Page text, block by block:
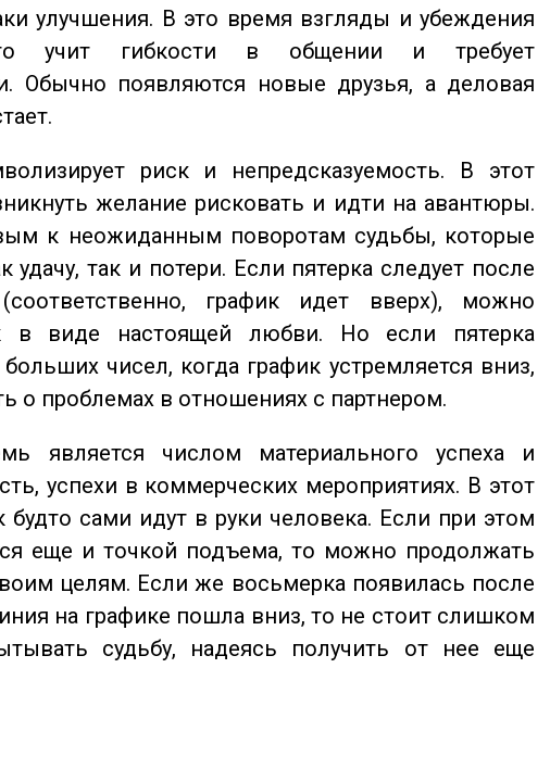
улучшения. В это время взгляды и убеждения
учит гибкости в общении и требует
Обычно появляются новые друзья, а деловая
риск и непредсказуемость. В этот
желание рисковать и идти на авантюры.
к неожиданным поворотам судьбы, которые
удачу, так и потери. Если пятерка следует после
график идет вверх), можно
в виде настоящей любви. Но если пятерка
чисел, когда график устремляется вниз,
о проблемах в отношениях с партнером.
является числом материального успеха и
успехи в коммерческих мероприятиях. В этот
будто сами идут в руки человека. Если при этом
еще и точкой подъема, то можно продолжать
целям. Если же восьмерка появилась после
на графике пошла вниз, то не стоит слишком
судьбу, надеясь получить от нее еще